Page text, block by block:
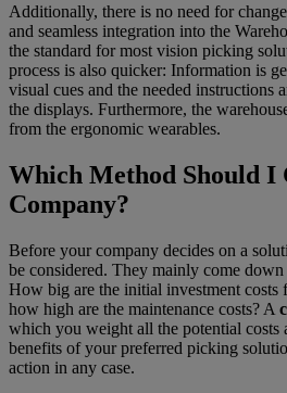
Additionally, there is no need for
and seamless integration into the
the standard for most vision picking
process is also quicker: Information is
visual cues and the needed instructions
the displays. Furthermore, the
from the ergonomic wearables.
Which Method Should I
Company?
Before your company decides on a
be considered. They mainly come down
How big are the initial investment costs
how high are the maintenance costs? A
which you weight all the potential costs
benefits of your preferred picking
action in any case.